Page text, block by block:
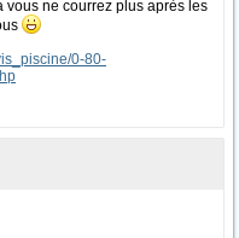
vous ne courrez plus après les
0-80-